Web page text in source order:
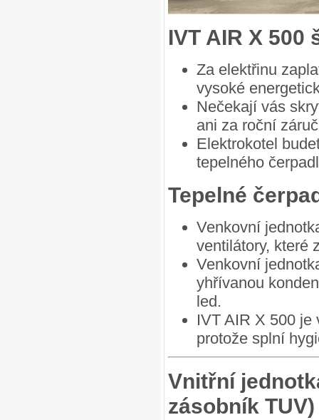
IVT AIR X
Za elektřinu
vysoké
Nečekají vás
ani za roční
Elektrokotel
tepelného
Tepelné
Venkovní
ventilátory, které
Venkovní
yhřívanou
led.
IVT AIR X 500 je
protože splní
Vnitřní
zásobník TUV)